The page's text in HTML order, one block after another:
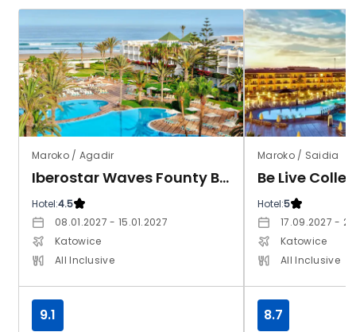
Maroko / Agadir
Iberostar Waves Founty Beach
Hotel:4.5
08.01.2027 - 15.01.2027
Katowice
All Inclusive
9.1
Maroko / Saidia
Be Live
Hotel:5
17.09.2027 -
Katowice
All Inclusive
8.7